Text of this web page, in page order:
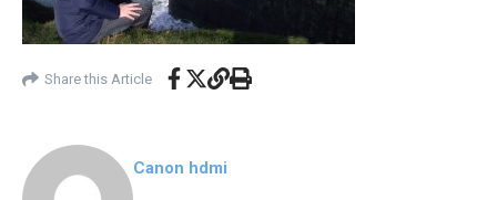
Share this Article
Canon hdmi